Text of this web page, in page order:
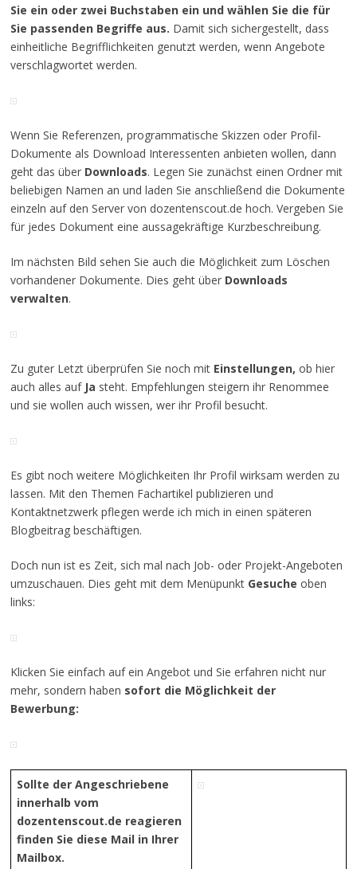
Sie ein oder zwei Buchstaben ein und wählen Sie die für
Sie passenden Begriffe aus. Damit sich sichergestellt, dass
einheitliche Begrifflichkeiten genutzt werden, wenn Angebote
verschlagwortet werden.
Wenn Sie Referenzen, programmatische Skizzen oder Profil-
Dokumente als Download Interessenten anbieten wollen, dann
geht das über Downloads. Legen Sie zunächst einen Ordner mit
beliebigen Namen an und laden Sie anschließend die Dokumente
einzeln auf den Server von dozentenscout.de hoch. Vergeben Sie
für jedes Dokument eine aussagekräftige Kurzbeschreibung.
Im nächsten Bild sehen Sie auch die Möglichkeit zum Löschen
vorhandener Dokumente. Dies geht über Downloads
verwalten.
Zu guter Letzt überprüfen Sie noch mit Einstellungen, ob hier
auch alles auf Ja steht. Empfehlungen steigern ihr Renommee
und sie wollen auch wissen, wer ihr Profil besucht.
Es gibt noch weitere Möglichkeiten Ihr Profil wirksam werden zu
lassen. Mit den Themen Fachartikel publizieren und
Kontaktnetzwerk pflegen werde ich mich in einen späteren
Blogbeitrag beschäftigen.
Doch nun ist es Zeit, sich mal nach Job- oder Projekt-Angeboten
umzuschauen. Dies geht mit dem Menüpunkt Gesuche oben
links:
Klicken Sie einfach auf ein Angebot und Sie erfahren nicht nur
mehr, sondern haben sofort die Möglichkeit der
Bewerbung:
Sollte der Angeschriebene
innerhalb vom
dozentenscout.de reagieren
finden Sie diese Mail in Ihrer
Mailbox.